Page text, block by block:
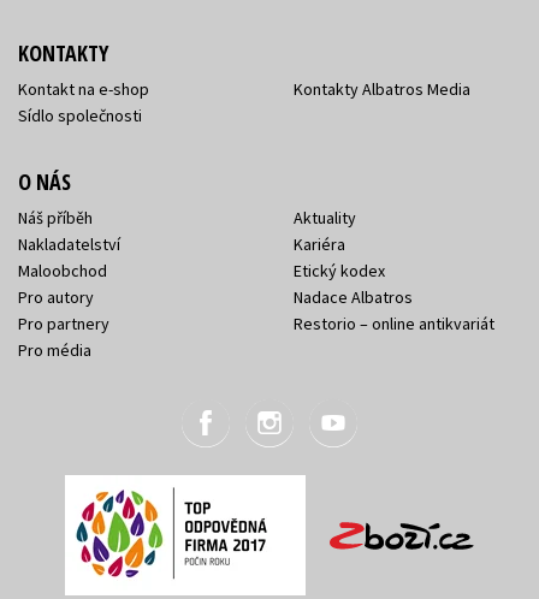
KONTAKTY
Kontakt na e-shop
Sídlo společnosti
Kontakty Albatros Media
O NÁS
Náš příběh
Nakladatelství
Maloobchod
Pro autory
Pro partnery
Pro média
Aktuality
Kariéra
Etický kodex
Nadace Albatros
Restorio – online antikvariát